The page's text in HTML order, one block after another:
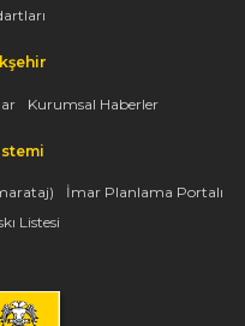
Kurumsal Haberler
İmar Planlama Portalı
Listesi